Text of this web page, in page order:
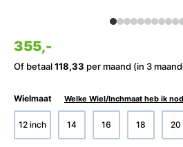
355,-
Of betaal118,33 per maand (in 3
Wielmaat Welke Wiel/Inchmaat heb ik
12 inch 14 16 18 20